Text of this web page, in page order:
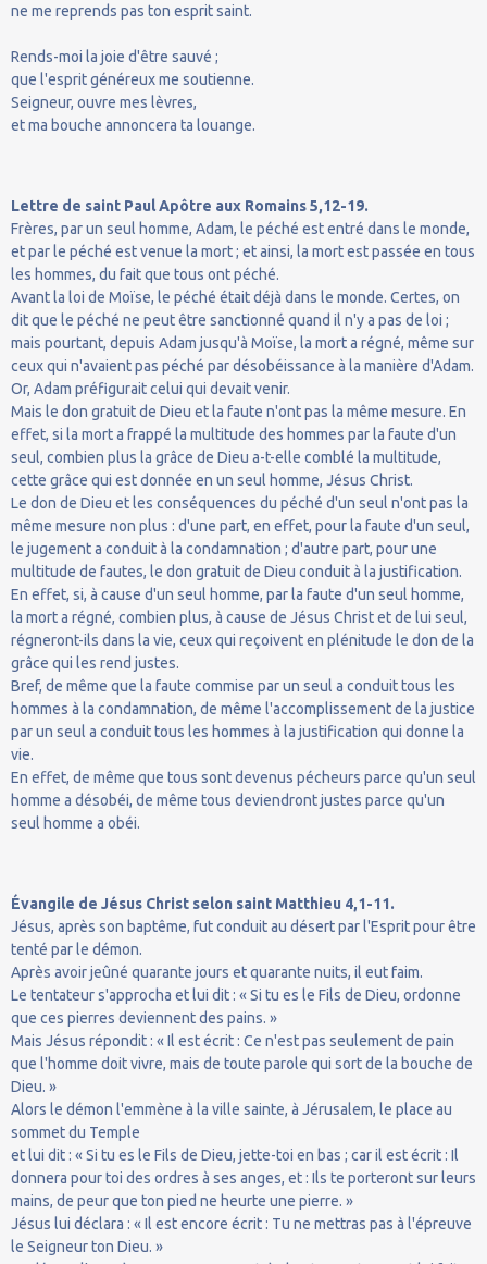
ne me reprends pas ton esprit saint.
Rends-moi la joie d'être sauvé ;
que l'esprit généreux me soutienne.
Seigneur, ouvre mes lèvres,
et ma bouche annoncera ta louange.
Lettre de saint Paul Apôtre aux Romains 5,12-19.
Frères, par un seul homme, Adam, le péché est entré dans le monde,
et par le péché est venue la mort ; et ainsi, la mort est passée en tous
les hommes, du fait que tous ont péché.
Avant la loi de Moïse, le péché était déjà dans le monde. Certes, on
dit que le péché ne peut être sanctionné quand il n'y a pas de loi ;
mais pourtant, depuis Adam jusqu'à Moïse, la mort a régné, même sur
ceux qui n'avaient pas péché par désobéissance à la manière d'Adam.
Or, Adam préfigurait celui qui devait venir.
Mais le don gratuit de Dieu et la faute n'ont pas la même mesure. En
effet, si la mort a frappé la multitude des hommes par la faute d'un
seul, combien plus la grâce de Dieu a-t-elle comblé la multitude,
cette grâce qui est donnée en un seul homme, Jésus Christ.
Le don de Dieu et les conséquences du péché d'un seul n'ont pas la
même mesure non plus : d'une part, en effet, pour la faute d'un seul,
le jugement a conduit à la condamnation ; d'autre part, pour une
multitude de fautes, le don gratuit de Dieu conduit à la justification.
En effet, si, à cause d'un seul homme, par la faute d'un seul homme,
la mort a régné, combien plus, à cause de Jésus Christ et de lui seul,
régneront-ils dans la vie, ceux qui reçoivent en plénitude le don de la
grâce qui les rend justes.
Bref, de même que la faute commise par un seul a conduit tous les
hommes à la condamnation, de même l'accomplissement de la justice
par un seul a conduit tous les hommes à la justification qui donne la
vie.
En effet, de même que tous sont devenus pécheurs parce qu'un seul
homme a désobéi, de même tous deviendront justes parce qu'un
seul homme a obéi.
Évangile de Jésus Christ selon saint Matthieu 4,1-11.
Jésus, après son baptême, fut conduit au désert par l'Esprit pour être
tenté par le démon.
Après avoir jeûné quarante jours et quarante nuits, il eut faim.
Le tentateur s'approcha et lui dit : « Si tu es le Fils de Dieu, ordonne
que ces pierres deviennent des pains. »
Mais Jésus répondit : « Il est écrit : Ce n'est pas seulement de pain
que l'homme doit vivre, mais de toute parole qui sort de la bouche de
Dieu. »
Alors le démon l'emmène à la ville sainte, à Jérusalem, le place au
sommet du Temple
et lui dit : « Si tu es le Fils de Dieu, jette-toi en bas ; car il est écrit : Il
donnera pour toi des ordres à ses anges, et : Ils te porteront sur leurs
mains, de peur que ton pied ne heurte une pierre. »
Jésus lui déclara : « Il est encore écrit : Tu ne mettras pas à l'épreuve
le Seigneur ton Dieu. »